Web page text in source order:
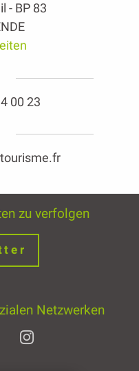
- BP 83
00 23
zu verfolgen
Netzwerken